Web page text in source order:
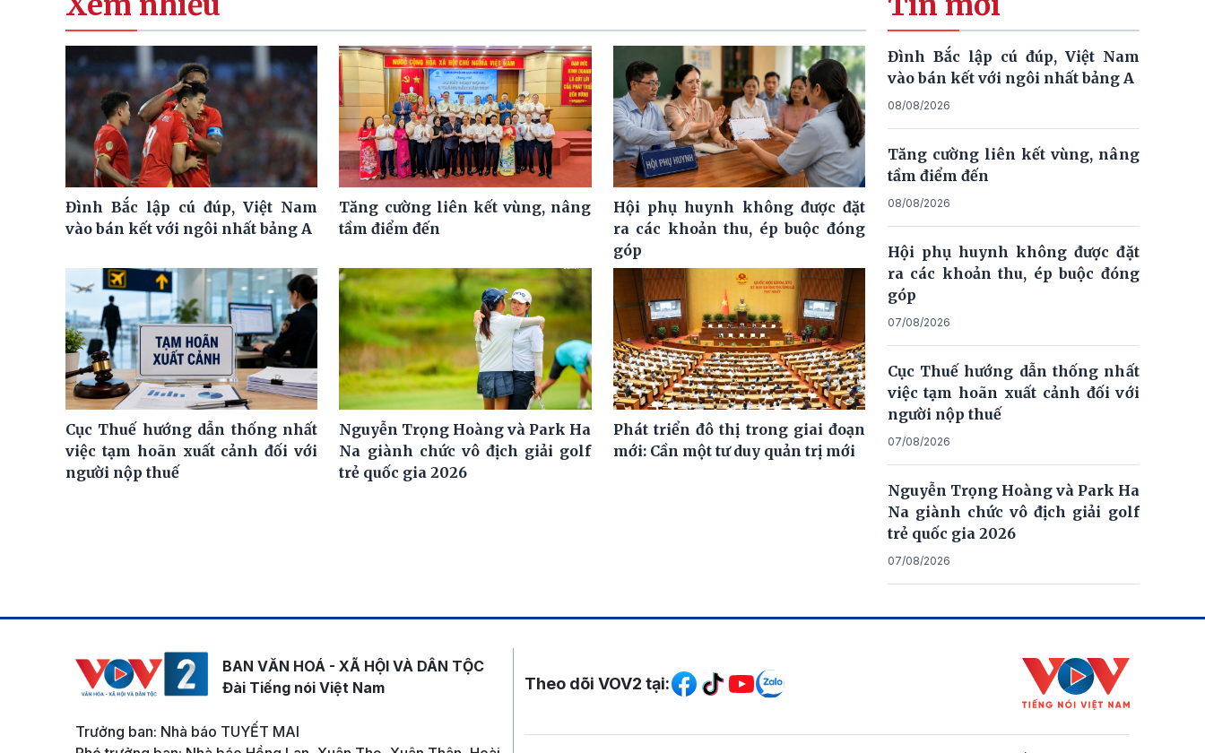
Đình Bắc lập cú đúp, Việt Nam
vào bán kết với ngôi nhất bảng A
Tăng cường liên kết vùng, nâng
tầm điểm đến
Hội phụ huynh không được đặt
ra các khoản thu, ép buộc đóng
góp
Cục Thuế hướng dẫn thống nhất
việc tạm hoãn xuất cảnh đối với
người nộp thuế
Nguyễn Trọng Hoàng và Park Ha
Na giành chức vô địch giải golf
trẻ quốc gia 2026
Phát triển đô thị trong giai đoạn
mới: Cần một tư duy quản trị mới
Đình Bắc lập cú đúp, Việt Nam
vào bán kết với ngôi nhất bảng A
08/08/2026
Tăng cường liên kết vùng, nâng
tầm điểm đến
08/08/2026
Hội phụ huynh không được đặt
ra các khoản thu, ép buộc đóng
góp
07/08/2026
Cục Thuế hướng dẫn thống nhất
việc tạm hoãn xuất cảnh đối với
người nộp thuế
07/08/2026
Nguyễn Trọng Hoàng và Park Ha
Na giành chức vô địch giải golf
trẻ quốc gia 2026
07/08/2026
BAN VĂN HOÁ - XÃ HỘI VÀ DÂN TỘC
Đài Tiếng nói Việt Nam
Trưởng ban: Nhà báo TUYẾT MAI
Mạng xã hội
Theo dõi VOV2 tại: